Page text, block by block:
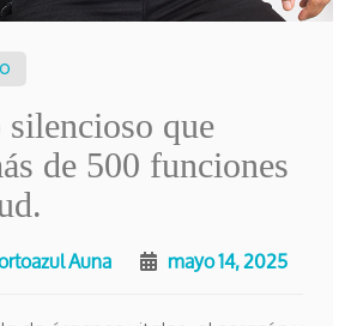
que
de 500 funciones
Auna mayo 14, 2025